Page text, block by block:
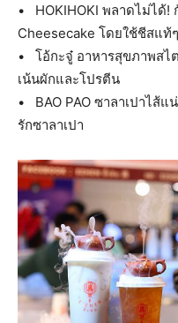
• HOKIHOKI พลาดไม่ได้!
Cheesecake โดยใช้ชีสแท้
• โอ้กะจู๋ อาหารสุขภาพส
เน้นผักและโปรตีน
• BAO PAO ซาลาเปาไส้
รักซาลาเปา